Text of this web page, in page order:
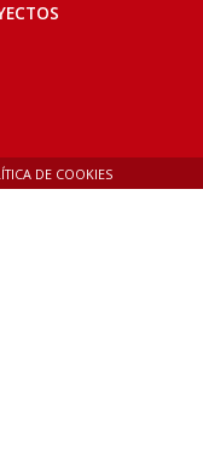
DE COOKIES